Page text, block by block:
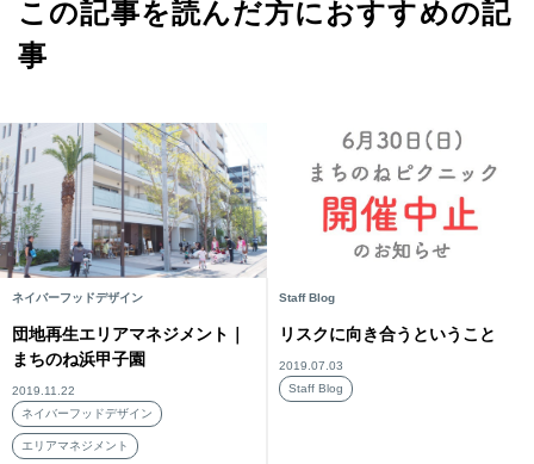
この記事を読んだ方におすすめの記
事
ネイバーフッドデザイン
団地再生エリアマネジメント｜
まちのね浜甲子園
2019.11.22
ネイバーフッドデザイン
エリアマネジメント
Staff Blog
リスクに向き合うということ
2019.07.03
Staff Blog